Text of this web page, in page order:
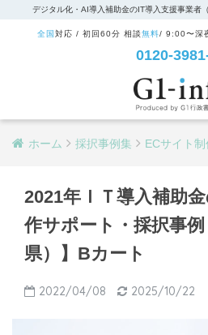
デジタル化・AI導入補助金のIT導入支援事業者
全国 対応 / 初回60分 相談無料/ 9:00〜深
0120-
ホーム 採択事例集 ECサイト制
2021年ＩＴ導入補助
作サポート・採択事
県）】Bカート
2022/04/08 2025/10/22